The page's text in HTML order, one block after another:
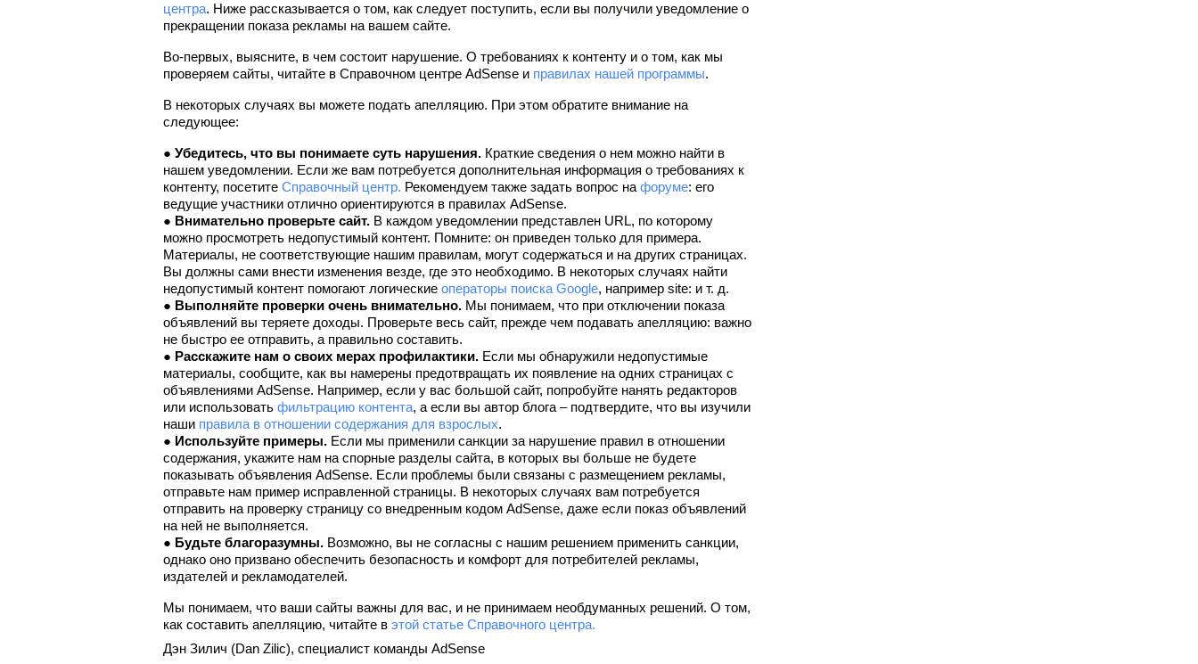
центра. Ниже рассказывается о том, как следует поступить, если вы получили уведомление о
прекращении показа рекламы на вашем сайте.
Во-первых, выясните, в чем состоит нарушение. О требованиях к контенту и о том, как мы
проверяем сайты, читайте в Справочном центре AdSense и правилах нашей программы.
В некоторых случаях вы можете подать апелляцию. При этом обратите внимание на
следующее:
● Убедитесь, что вы понимаете суть нарушения. Краткие сведения о нем можно найти в
нашем уведомлении. Если же вам потребуется дополнительная информация о требованиях к
контенту, посетите Справочный центр. Рекомендуем также задать вопрос на форуме: его
ведущие участники отлично ориентируются в правилах AdSense.
● Внимательно проверьте сайт. В каждом уведомлении представлен URL, по которому
можно просмотреть недопустимый контент. Помните: он приведен только для примера.
Материалы, не соответствующие нашим правилам, могут содержаться и на других страницах.
Вы должны сами внести изменения везде, где это необходимо. В некоторых случаях найти
недопустимый контент помогают логические операторы поиска Google, например site: и т. д.
● Выполняйте проверки очень внимательно. Мы понимаем, что при отключении показа
объявлений вы теряете доходы. Проверьте весь сайт, прежде чем подавать апелляцию: важно
не быстро ее отправить, а правильно составить.
● Расскажите нам о своих мерах профилактики. Если мы обнаружили недопустимые
материалы, сообщите, как вы намерены предотвращать их появление на одних страницах с
объявлениями AdSense. Например, если у вас большой сайт, попробуйте нанять редакторов
или использовать фильтрацию контента, а если вы автор блога – подтвердите, что вы изучили
наши правила в отношении содержания для взрослых.
● Используйте примеры. Если мы применили санкции за нарушение правил в отношении
содержания, укажите нам на спорные разделы сайта, в которых вы больше не будете
показывать объявления AdSense. Если проблемы были связаны с размещением рекламы,
отправьте нам пример исправленной страницы. В некоторых случаях вам потребуется
отправить на проверку страницу со внедренным кодом AdSense, даже если показ объявлений
на ней не выполняется.
● Будьте благоразумны. Возможно, вы не согласны с нашим решением применить санкции,
однако оно призвано обеспечить безопасность и комфорт для потребителей рекламы,
издателей и рекламодателей.
Мы понимаем, что ваши сайты важны для вас, и не принимаем необдуманных решений. О том,
как составить апелляцию, читайте в этой статье Справочного центра.
Дэн Зилич (Dan Zilic), специалист команды AdSense